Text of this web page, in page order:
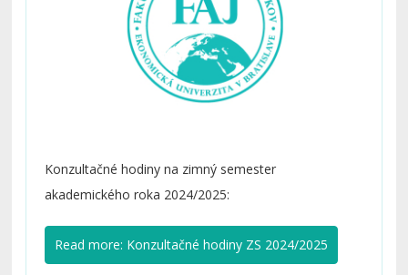
Konzultačné hodiny na zimný semester
akademického roka 2024/2025:
Read more: Konzultačné hodiny ZS 2024/2025